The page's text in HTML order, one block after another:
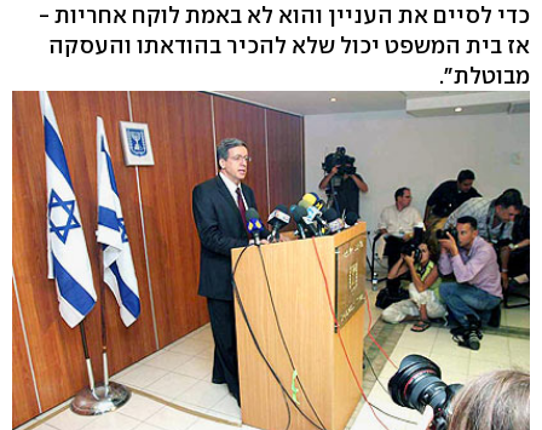
כדי לסיים את העניין והוא לא באמת לוקח אחריות -
אז בית המשפט יכול שלא להכיר בהודאתו והעסקה
מבוטלת".